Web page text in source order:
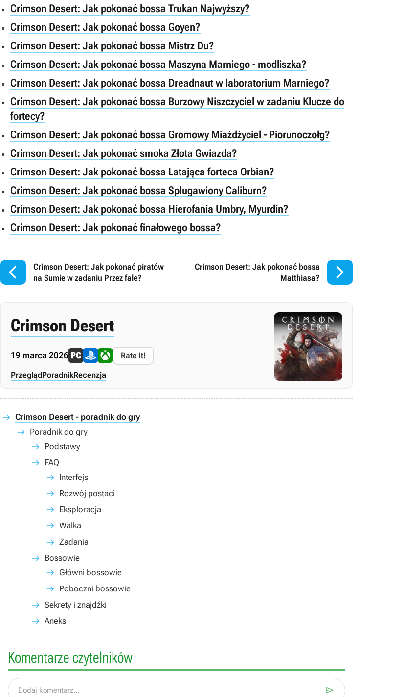
Crimson Desert: Jak pokonać bossa Trukan Najwyższy?
Crimson Desert: Jak pokonać bossa Goyen?
Crimson Desert: Jak pokonać bossa Mistrz Du?
Crimson Desert: Jak pokonać bossa Maszyna Marniego - modliszka?
Crimson Desert: Jak pokonać bossa Dreadnaut w laboratorium Marniego?
Crimson Desert: Jak pokonać bossa Burzowy Niszczyciel w zadaniu Klucze do
fortecy?
Crimson Desert: Jak pokonać bossa Gromowy Miażdżyciel - Piorunoczołg?
Crimson Desert: Jak pokonać smoka Złota Gwiazda?
Crimson Desert: Jak pokonać bossa Latająca forteca Orbian?
Crimson Desert: Jak pokonać bossa Splugawiony Caliburn?
Crimson Desert: Jak pokonać bossa Hierofania Umbry, Myurdin?
Crimson Desert: Jak pokonać finałowego bossa?

Crimson Desert: Jak pokonać piratów
na Sumie w zadaniu Przez fale?
Crimson Desert: Jak pokonać bossa
Matthiasa?

Crimson Desert
19 marca 2026 Rate It!
PrzeglądPoradnikRecenzja
Crimson Desert - poradnik do gry
Poradnik do gry
Podstawy
FAQ
Interfejs
Rozwój postaci
Eksploracja
Walka
Zadania
Bossowie
Główni bossowie
Poboczni bossowie
Sekrety i znajdźki
Aneks
Komentarze czytelników
Dodaj komentarz... 